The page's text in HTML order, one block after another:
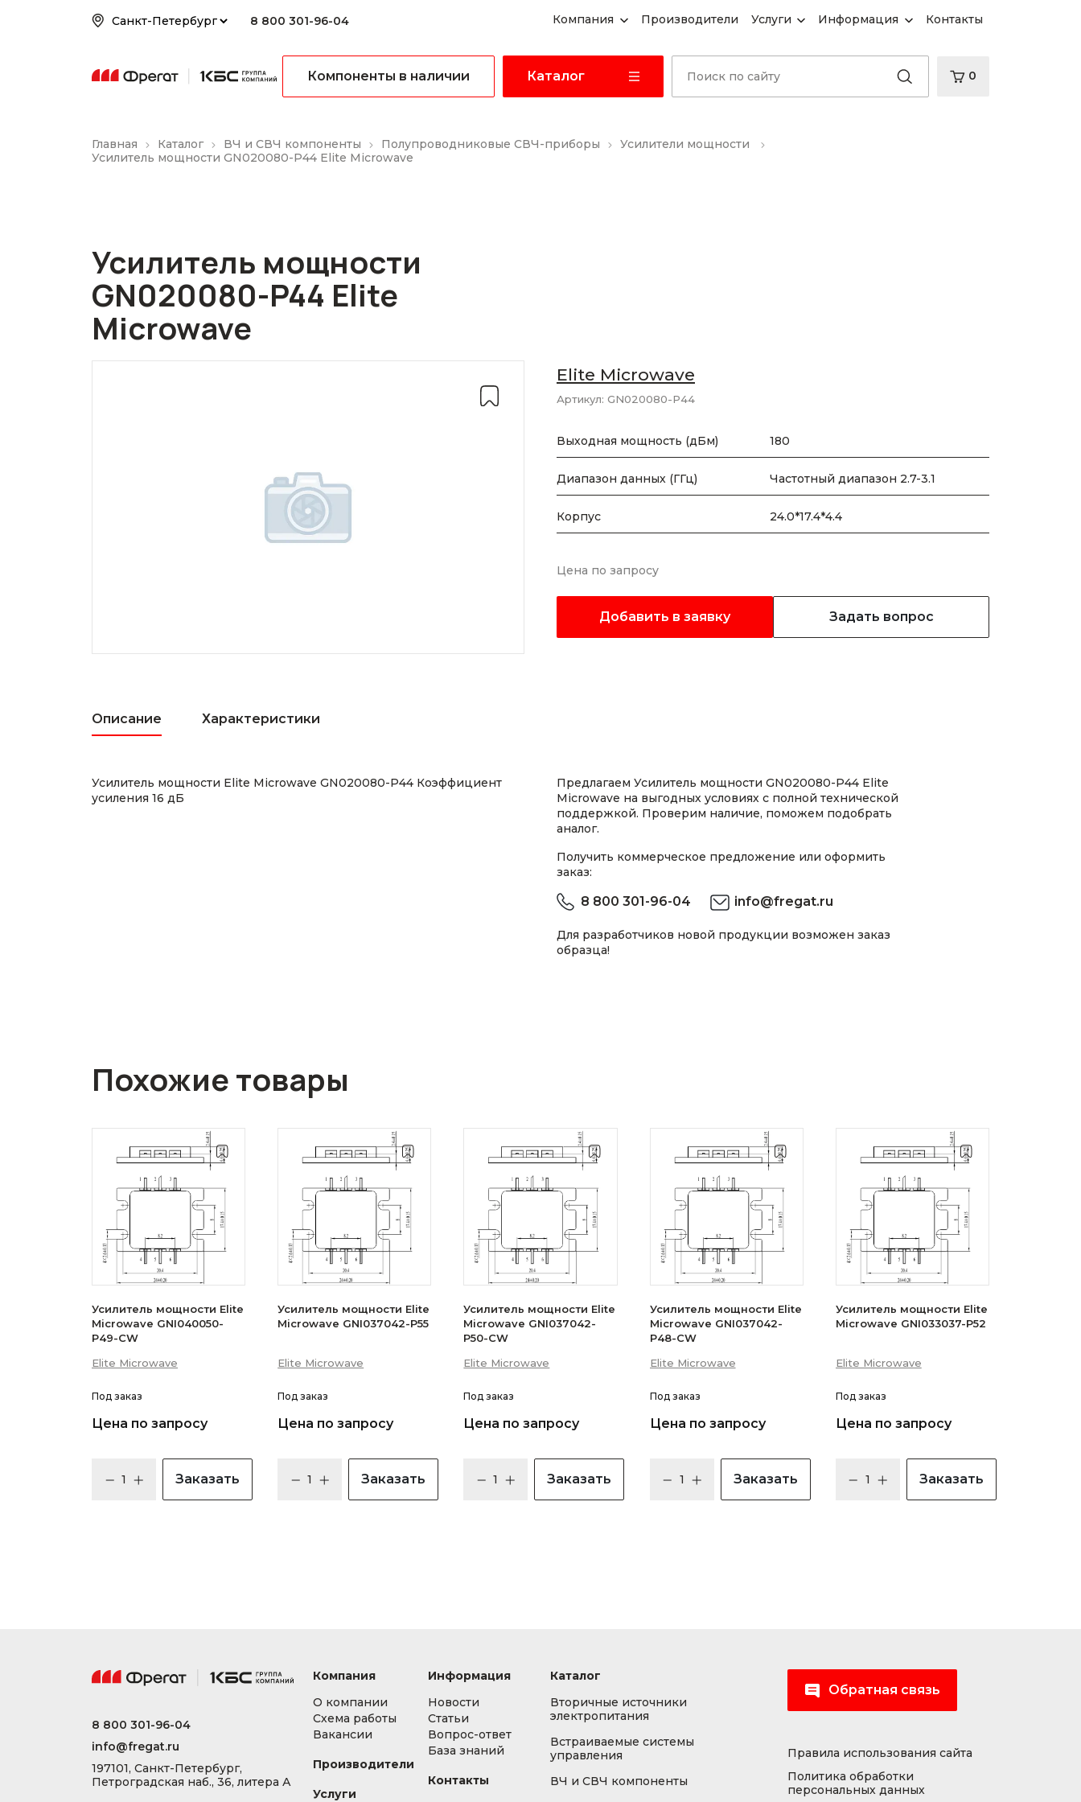
8 800 301-96-04 Компания Производители Услуги Информация Контакты
Компоненты в наличии Каталог 0
Главная Каталог ВЧ и СВЧ компоненты Полупроводниковые СВЧ-приборы
Усилители мощности
Усилитель мощности GN020080-P44 Elite Microwave
Усилитель мощности
GN020080-P44 Elite
Microwave
Elite Microwave
Артикул: GN020080-P44
Выходная мощность (дБм) 180
Диапазон данных (ГГц) Частотный диапазон 2.7-3.1
Корпус 24.0*17.4*4.4
Цена по запросу
Добавить в заявку Задать вопрос
Описание Характеристики
Усилитель мощности Elite Microwave GN020080-P44 Коэффициент
усиления 16 дБ
Предлагаем Усилитель мощности GN020080-P44 Elite
Microwave на выгодных условиях с полной технической
поддержкой. Проверим наличие, поможем подобрать
аналог.
Получить коммерческое предложение или оформить
заказ:
8 800 301-96-04 info@fregat.ru
Для разработчиков новой продукции возможен заказ
образца!
Похожие товары
Усилитель мощности Elite
Microwave GNI040050-
P49-CW
Elite Microwave
Под заказ
Цена по запросу
Заказать
Усилитель мощности Elite
Microwave GNI037042-P55
Elite Microwave
Под заказ
Цена по запросу
Заказать
Усилитель мощности Elite
Microwave GNI037042-
P50-CW
Elite Microwave
Под заказ
Цена по запросу
Заказать
Усилитель мощности Elite
Microwave GNI037042-
P48-CW
Elite Microwave
Под заказ
Цена по запросу
Заказать
Усилитель мощности Elite
Microwave GNI033037-P52
Elite Microwave
Под заказ
Цена по запросу
Заказать
8 800 301-96-04
info@fregat.ru
197101, Санкт-Петербург,
Петроградская наб., 36, литера А
Компания
О компании
Схема работы
Вакансии
Производители
Услуги
Информация
Новости
Статьи
Вопрос-ответ
База знаний
Контакты
Каталог
Вторичные источники
электропитания
Встраиваемые системы
управления
ВЧ и СВЧ компоненты
Обратная связь
Правила использования сайта
Политика обработки
персональных данных